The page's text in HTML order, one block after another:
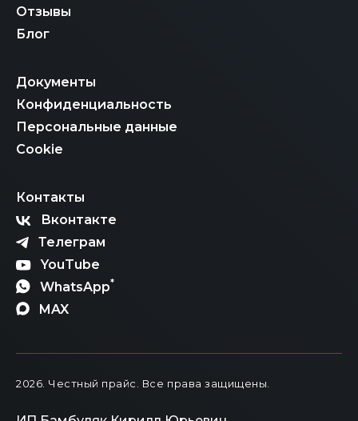
Отзывы
Блог
Документы
Конфиденциальность
Персональные данные
Cookie
Контакты
Вконтакте
Телеграм
YouTube
WhatsApp*
MAX
2026 . Честный прайс. Все права защищены.